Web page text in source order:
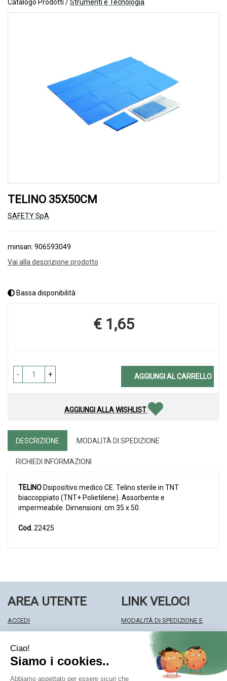
Catalogo Prodotti /Strumenti e Tecnologia
TELINO 35X50CM
SAFETY SpA
minsan: 906593049
Vai alla descrizione prodotto
Bassa disponibilità
Prezzo
€ 1,65
- + AGGIUNGI AL CARRELLO
AGGIUNGI ALLA WISHLIST
DESCRIZIONE MODALITÀ DI SPEDIZIONE
RICHIEDI INFORMAZIONI
TELINO Dsipositivo medico CE. Telino sterile in TNT
biaccoppiato (TNT+ Polietilene). Assorbente e
impermeabile. Dimensioni: cm 35 x 50.
Cod.22425
AREA UTENTE
ACCEDI
WISHLIST
ISCRIZIONE ALLA NEWSLETTER
LINK VELOCI
MODALITÀ DI SPEDIZIONE E
MODALITÀ DI PAGAMENTO
INFORMATIVA PRIVACY
CONDIZIONI DI VENDITA